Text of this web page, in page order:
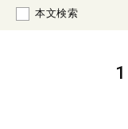
本文検索
1